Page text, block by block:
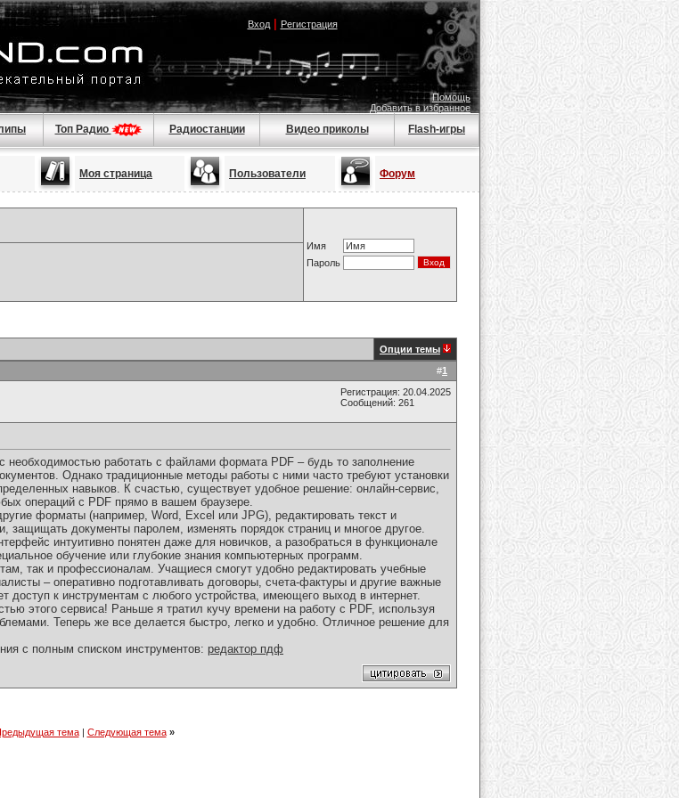
Вход| Регистрация
Помощь
Добавить в избранное
Топ Радио Радиостанции Видео приколы Flash-игры
Моя страница Пользователи Форум
Имя
Пароль
Опции темы
#1
Регистрация: 20.04.2025
Сообщений: 261
необходимостью работать с файлами формата PDF – будь то заполнение
Однако традиционные методы работы с ними часто требуют установки
навыков. К счастью, существует удобное решение: онлайн-сервис,
операций с PDF прямо в вашем браузере.
форматы (например, Word, Excel или JPG), редактировать текст и
защищать документы паролем, изменять порядок страниц и многое другое.
интуитивно понятен даже для новичков, а разобраться в функционале
обучение или глубокие знания компьютерных программ.
так и профессионалам. Учащиеся смогут удобно редактировать учебные
– оперативно подготавливать договоры, счета-фактуры и другие важные
доступ к инструментам с любого устройства, имеющего выход в интернет.
этого сервиса! Раньше я тратил кучу времени на работу с PDF, используя
Теперь же все делается быстро, легко и удобно. Отличное решение для
с полным списком инструментов: редактор пдф
тема| Следующая тема »